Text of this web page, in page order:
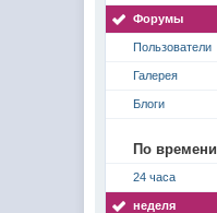
Форумы
Пользователи
Галерея
Блоги
По времени
24 часа
неделя